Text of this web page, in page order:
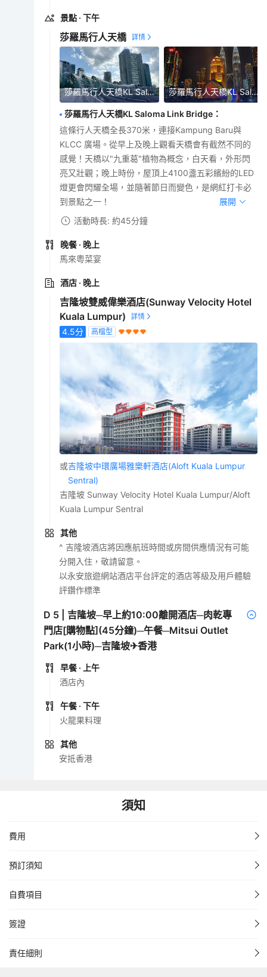
景點 · 下午
莎羅馬行人天橋
莎羅馬行人天橋KL Saloma Link Bridge 莎羅馬行人天橋KL Saloma Link Bridge
莎羅馬行人天橋KL Saloma Link Bridge ：
這條行人天橋全長370米，連接Kampung Baru與
KLCC 廣場。從早上及晚上觀看天橋會有截然不同的
感覺！天橋以"九重葛"植物為概念，白天看，外形閃
亮又壯觀；晚上時份，屋頂上4100盞五彩繽紛的LED
燈更會閃耀全場，並隨著節日而變色，是網紅打卡必
到景點之一！
展開
活動時長: 約45分鐘
晚餐 · 晚上
馬來粵菜宴
酒店 · 晚上
吉隆坡雙威偉樂酒店(Sunway Velocity Hotel
Kuala Lumpur)
4.5分 高檔型
或吉隆坡中環廣場雅樂軒酒店(Aloft Kuala Lumpur
Sentral)
吉隆坡 Sunway Velocity Hotel Kuala Lumpur/Aloft
Kuala Lumpur Sentral
其他
^ 吉隆坡酒店將因應航班時間或房間供應情況有可能
分開入住，敬請留意。
以永安旅遊網站酒店平台評定的酒店等級及用戶體驗
評鑽作標準
D 5
吉隆坡─早上約10:00離開酒店─肉乾專
門店[購物點](45分鐘)─午餐─Mitsui Outlet
Park(1小時)─吉隆坡✈香港
早餐 · 上午
酒店內
午餐 · 下午
火龍果料理
其他
安抵香港
須知
費用
預訂須知
自費項目
簽證
責任細則